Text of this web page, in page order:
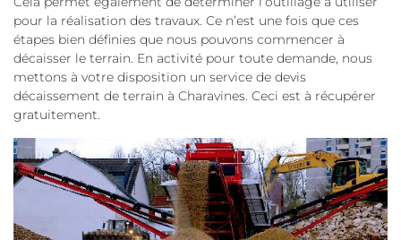
pour la réalisation des travaux. Ce n’est une fois que ces
étapes bien définies que nous pouvons commencer à
décaisser le terrain. En activité pour toute demande, nous
mettons à votre disposition un service de devis
décaissement de terrain à Charavines. Ceci est à récupérer
gratuitement.